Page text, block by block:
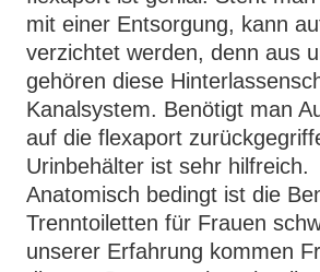
mit einer Entsorgung, kann
verzichtet werden, denn aus
gehören diese
Kanalsystem. Benötigt man
auf die flexaport
Urinbehälter ist sehr hilfreich.
Anatomisch bedingt ist die
Trenntoiletten für Frauen
unserer Erfahrung kommen